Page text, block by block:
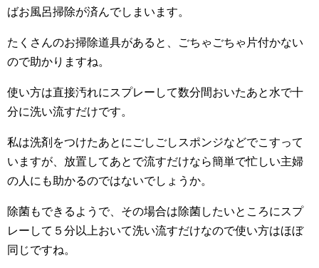
ばお風呂掃除が済んでしまいます。
たくさんのお掃除道具があると、ごちゃごちゃ片付かない
ので助かりますね。
使い方は直接汚れにスプレーして数分間おいたあと水で十
分に洗い流すだけです。
私は洗剤をつけたあとにごしごしスポンジなどでこすって
いますが、放置してあとで流すだけなら簡単で忙しい主婦
の人にも助かるのではないでしょうか。
除菌もできるようで、その場合は除菌したいところにスプ
レーして５分以上おいて洗い流すだけなので使い方はほぼ
同じですね。